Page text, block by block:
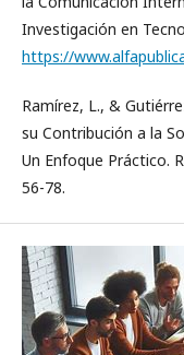
Investigación en
https://
Ramírez, L., &
su Contribución a la
Un Enfoque Práctico.
56-78.